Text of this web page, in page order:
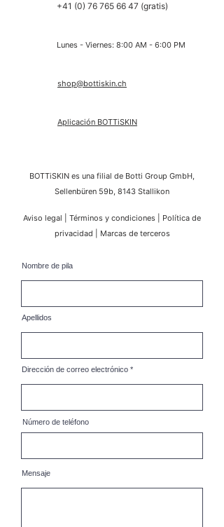
+41 (0) 76 765 66 47 (gratis)
Lunes - Viernes: 8:00 AM - 6:00 PM
shop@bottiskin.ch
Aplicación BOTTiSKIN
BOTTiSKIN es una filial de Botti Group GmbH,
Sellenbüren 59b, 8143 Stallikon
Aviso legal Términos y condiciones
Política de
privacidad
Marcas de terceros
Nombre de pila
Apellidos
Dirección de correo electrónico
Número de teléfono
Mensaje